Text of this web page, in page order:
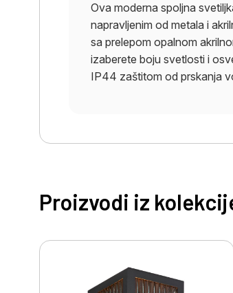
Ova moderna spoljna
napravljenim od metala i
sa prelepom opalnom
izaberete boju svetlosti i
IP44 zaštitom od prskanja
Proizvodi iz